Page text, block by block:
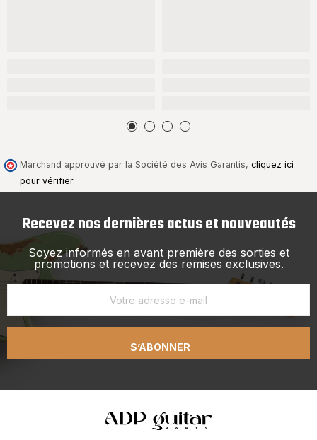
Marchand approuvé par la Société des Avis Garantis, cliquez ici
pour vérifier.
Recevez nos dernières actus et nouveautés
Soyez informés en avant première des sorties et
promotions et recevez des remises exclusives.
S’ABONNER